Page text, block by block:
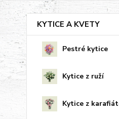
KYTICE A KVETY
Pestré kytice
Kytice z ruží
Kytice z